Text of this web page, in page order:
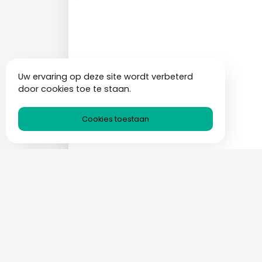
Uw ervaring op deze site wordt verbeterd
door cookies toe te staan.
Cookies toestaan